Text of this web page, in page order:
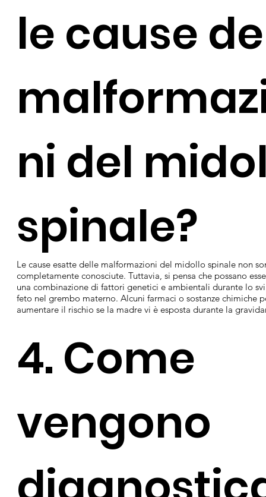
le cause
ni del
spinale?
Le cause esatte delle malformazioni del midollo spinale non
completamente conosciute. Tuttavia, si pensa che possano
una combinazione di fattori genetici e ambientali durante lo
feto nel grembo materno. Alcuni farmaci o sostanze chimiche
aumentare il rischio se la madre vi è esposta durante la
4. Come
vengono